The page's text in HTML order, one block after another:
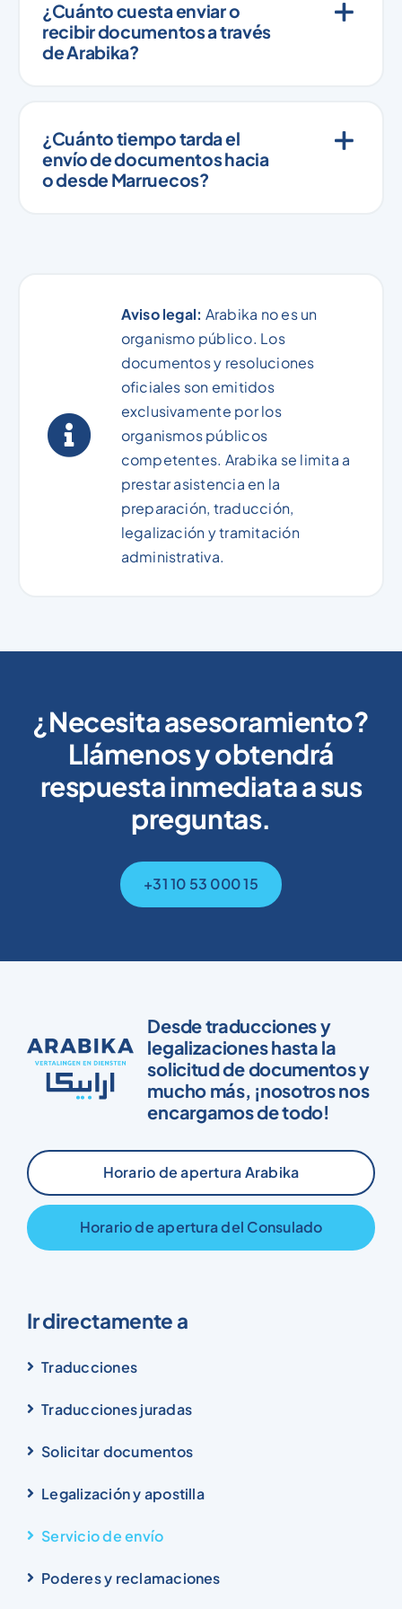
¿Cuánto cuesta enviar o
recibir documentos a través
de Arabika?
¿Cuánto tiempo tarda el
envío de documentos hacia
o desde Marruecos?
Aviso legal: Arabika no es un
organismo público. Los
documentos y resoluciones
oficiales son emitidos
exclusivamente por los
organismos públicos
competentes. Arabika se limita a
prestar asistencia en la
preparación, traducción,
legalización y tramitación
administrativa.
¿Necesita asesoramiento?
Llámenos y obtendrá
respuesta inmediata a sus
preguntas.
+31 10 53 000 15
Desde traducciones y
legalizaciones hasta la
solicitud de documentos y
mucho más, ¡nosotros nos
encargamos de todo!
Horario de apertura Arabika
Horario de apertura del Consulado
Ir directamente a
Traducciones
Traducciones juradas
Solicitar documentos
Legalización y apostilla
Servicio de envío
Poderes y reclamaciones